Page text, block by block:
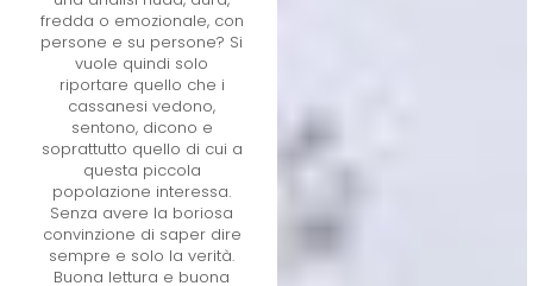
fredda o emozionale, con
persone e su persone? Si
vuole quindi solo
riportare quello che i
cassanesi vedono,
sentono, dicono e
soprattutto quello di cui a
questa piccola
popolazione interessa.
Senza avere la boriosa
convinzione di saper dire
sempre e solo la verità.
Buona lettura e buona